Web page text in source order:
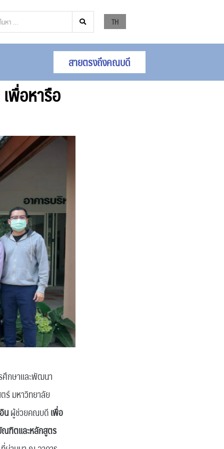
TH
สายตรงถึงคณบดี
พื่อหารือ
กษาและพัฒนา
ร์ มหาวิทยาลัย
นผู้ช่วยคณบดีเพื่อ
ณฑิตและหลักสูตร